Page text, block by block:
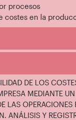
procesos
costes en la
DE LOS
MEDIANTE
LAS
ANÁLISIS Y